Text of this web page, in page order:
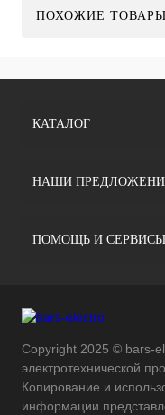
ПОХОЖИЕ ТОВАРЫ
КАТАЛОГ
НАШИ
ПОМОЩЬ И СЕРВИСЫ
Copyright 2025 © bars-
электротехнической
Копирование и
информации